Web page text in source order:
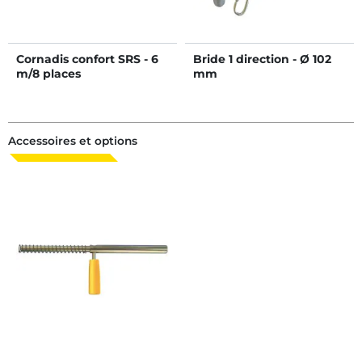
Cornadis confort SRS - 6
m/8 places
Bride 1 direction - Ø 102
mm
Accessoires et options